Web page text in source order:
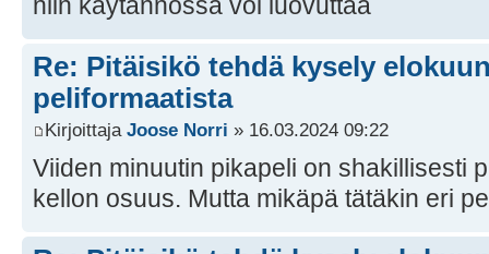
Re: Pitäisikö tehdä kysely
peliformaatista
Kirjoittaja Joose Norri » 16.03.2024 09:22
Viiden minuutin pikapeli on shakillisesti
kellon osuus. Mutta mikäpä tätäkin eri